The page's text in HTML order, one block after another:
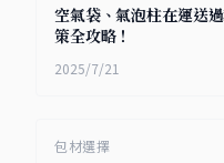
空氣袋、氣泡柱在運送
策全攻略！
2025/7/21
包材選擇